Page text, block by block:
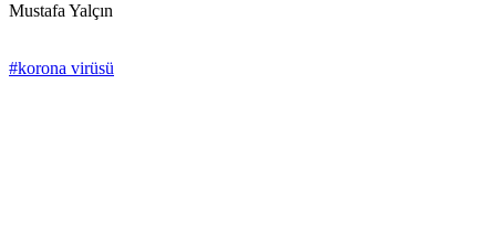
Mustafa Yalçın
#korona virüsü